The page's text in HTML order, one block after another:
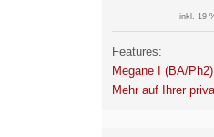
inkl. 19
Features:
Megane I (BA/
Mehr auf Ihrer